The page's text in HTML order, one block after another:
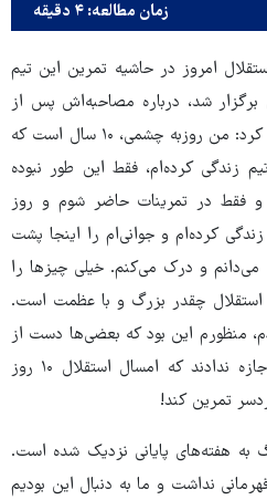
زمان مطالعه: ۴ دقیقه
امروز در حاشیه تمرین این تیم
شد، درباره مصاحبه‌اش پس از
تساوی این تیم برابر هوادار اظهار کرد: من روزبه چشمی، ۱۰ سال است که
زندگی کرده‌ام، فقط این طور نبوده
فقط در تمرینات حاضر شوم و روز
کرده‌ام و جوانی‌ام را اینجا پشت
و درک می‌کنم. خیلی چیزها را
چقدر بزرگ و با عظمت است.
منظورم این بود که بعضی‌ها دست از
سر استقلال بردارند؛ آنهایی که اجازه ندادند که امسال استقلال ۱۰ روز
تمرین کند!
به هفته‌های پایانی نزدیک شده است.
نداشت و ما به دنبال این بودیم